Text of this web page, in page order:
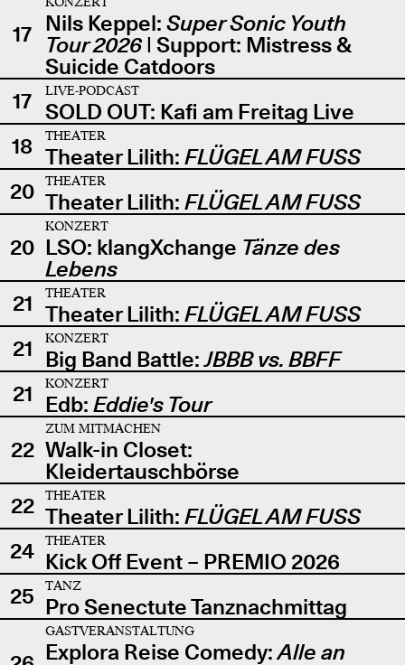
17 Nils Keppel: Super Sonic Youth
Tour 2026| Support: Mistress &
Suicide Catdoors
17
LIVE-PODCAST
SOLD OUT: Kafi am Freitag Live
18
THEATER
Theater Lilith: FLÜGEL AM FUSS
20
THEATER
Theater Lilith: FLÜGEL AM FUSS
20
KONZERT
LSO: klangXchange Tänze des
Lebens
21
THEATER
Theater Lilith: FLÜGEL AM FUSS
21
KONZERT
Big Band Battle:JBBB vs. BBFF
21
KONZERT
Edb: Eddie's Tour
22
ZUM MITMACHEN
Walk-in Closet:
Kleidertauschbörse
22
THEATER
Theater Lilith: FLÜGEL AM FUSS
24
THEATER
Kick Off Event – PREMIO 2026
25
TANZ
Pro Senectute Tanznachmittag
GASTVERANSTALTUNG
Explora Reise Comedy:Alle an